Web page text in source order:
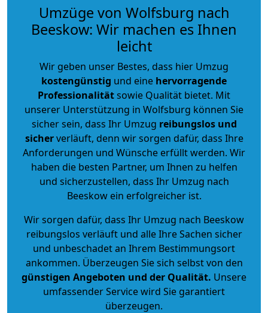
Umzüge von Wolfsburg nach
Beeskow: Wir machen es Ihnen
leicht
Wir geben unser Bestes, dass hier Umzug
kostengünstig und eine hervorragende
Professionalitätsowie Qualität bietet. Mit
unserer Unterstützung in Wolfsburg können Sie
sicher sein, dass Ihr Umzug reibungslos und
sicherverläuft, denn wir sorgen dafür, dass Ihre
Anforderungen und Wünsche erfüllt werden. Wir
haben die besten Partner, um Ihnen zu helfen
und sicherzustellen, dass Ihr Umzug nach
Beeskow ein erfolgreicher ist.
Wir sorgen dafür, dass Ihr Umzug nach Beeskow
reibungslos verläuft und alle Ihre Sachen sicher
und unbeschadet an Ihrem Bestimmungsort
ankommen. Überzeugen Sie sich selbst von den
günstigen Angeboten und der Qualität. Unsere
umfassender Service wird Sie garantiert
überzeugen.